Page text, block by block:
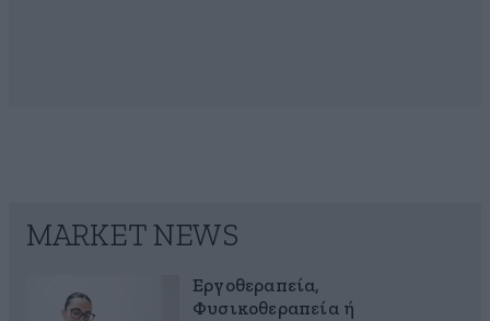
MARKET NEWS
Εργοθεραπεία,
Φυσικοθεραπεία ή